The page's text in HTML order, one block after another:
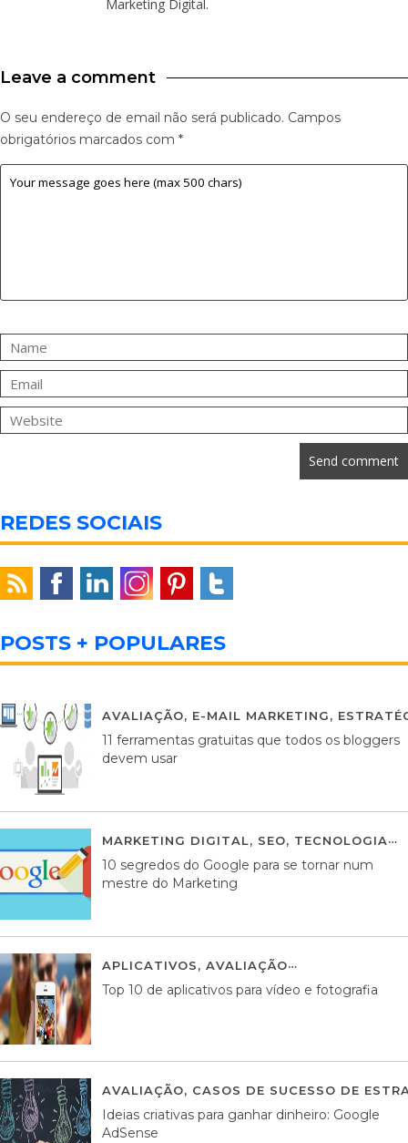
Marketing Digital.
Leave a comment
O seu endereço de email não será publicado. Campos
obrigatórios marcados com *
REDES SOCIAIS
POSTS + POPULARES
AVALIAÇÃO, E-MAIL MARKETING,
11 ferramentas gratuitas que todos os bloggers
devem usar
MARKETING DIGITAL, SEO, TECNOLOGIA
10 segredos do Google para se tornar num
mestre do Marketing
APLICATIVOS, AVALIAÇÃO
Top 10 de aplicativos para vídeo e fotografia
AVALIAÇÃO, CASOS DE SUCESSO DE
Ideias criativas para ganhar dinheiro: Google
AdSense